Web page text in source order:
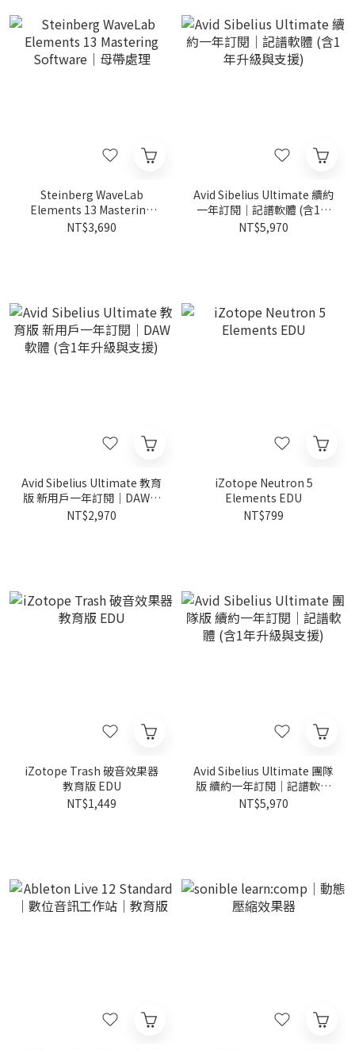
Steinberg WaveLab
Elements 13 Mastering
Software｜母帶處理
NT$3,690
Avid Sibelius Ultimate 續約
一年訂閱｜記譜軟體 (含1年
升級與支援)
NT$5,970
Avid Sibelius Ultimate 教育
版 新用戶一年訂閱｜DAW軟
體 (含1年升級與支援)
NT$2,970
iZotope Neutron 5
Elements EDU
NT$799
iZotope Trash 破音效果器
教育版 EDU
NT$1,449
Avid Sibelius Ultimate 團隊
版 續約一年訂閱｜記譜軟體
(含1年升級與支援)
NT$5,970